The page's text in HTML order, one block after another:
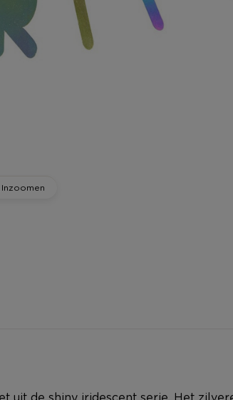
Inzoomen
uit de shiny iridescent serie. Het